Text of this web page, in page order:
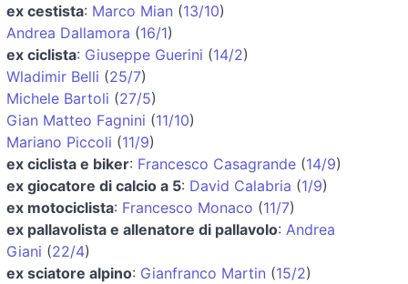
ex cestista: Marco Mian (13/10)
Andrea Dallamora (16/1)
ex ciclista: Giuseppe Guerini (14/2)
Wladimir Belli (25/7)
Michele Bartoli (27/5)
Gian Matteo Fagnini (11/10)
Mariano Piccoli (11/9)
ex ciclista e biker: Francesco Casagrande (14/9)
ex giocatore di calcio a 5: David Calabria (1/9)
ex motociclista: Francesco Monaco (11/7)
ex pallavolista e allenatore di pallavolo: Andrea
Giani (22/4)
ex sciatore alpino: Gianfranco Martin (15/2)